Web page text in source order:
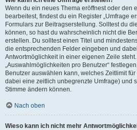
Wenn du ein neues Thema eröffnest oder den
bearbeitest, findest du ein Register „Umfrage
Formulars zur Beitragserstellung. Solltest du
können, so hast du wahrscheinlich nicht die
erstellen. Du solltest einen Titel und
die entsprechenden Felder eingeben und
Antwortmöglichkeit in einer eigenen Zeile
„Auswahlmöglichkeiten pro Benutzer“
Benutzer auswählen kann, welches Zeitlimit
dabei eine zeitlich unbegrenzte Umfrage) und
Stimme ändern können.
Nach oben
Wieso kann ich nicht mehr